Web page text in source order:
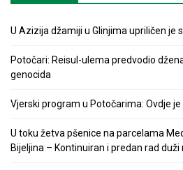
U Azizija džamiji u Glinjima upriličen je
Potočari: Reisul-ulema predvodio
genocida
Vjerski program u Potočarima: Ovdje
U toku žetva pšenice na parcelama
Bijeljina – Kontinuiran i predan rad duži